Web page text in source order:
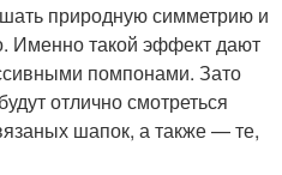
природную симметрию и
Именно такой эффект дают
помпонами. Зато
отлично смотреться
шапок, а также — те,